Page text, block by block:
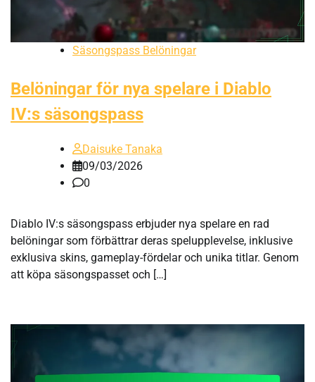
Säsongspass Belöningar
Belöningar för nya spelare i Diablo
IV:s säsongspass
Daisuke Tanaka
09/03/2026
0
Diablo IV:s säsongspass erbjuder nya spelare en rad
belöningar som förbättrar deras spelupplevelse, inklusive
exklusiva skins, gameplay-fördelar och unika titlar. Genom
att köpa säsongspasset och […]